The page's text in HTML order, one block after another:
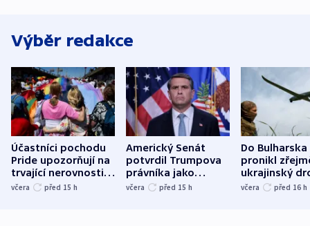
Výběr redakce
Účastníci pochodu
Pride upozorňují na
trvající nerovnosti i
společenskou
včera před 15 h
Americký Senát
potvrdil Trumpova
právníka jako
ministra
včera před 15 h
Do Bulharska
pronikl
ukrajinský
explodoval
včera před 16 h